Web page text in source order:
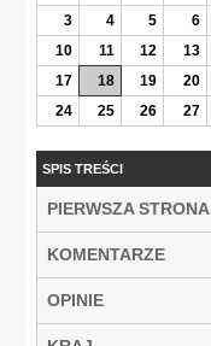
3
4 5 6
10
11 12 13
17
18 19 20
24
25 26 27
SPIS TREŚCI
PIERWSZA STRONA
KOMENTARZE
OPINIE